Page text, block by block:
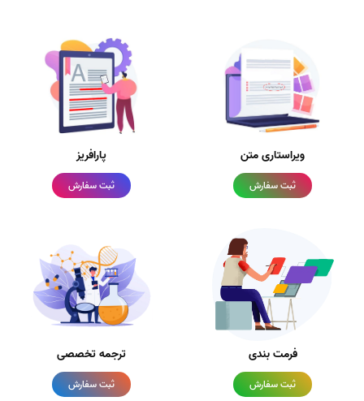
ویراستاری متن
ثبت سفارش
پارافریز
ثبت سفارش
فرمت بندی
ثبت سفارش
ترجمه تخصصی
ثبت سفارش